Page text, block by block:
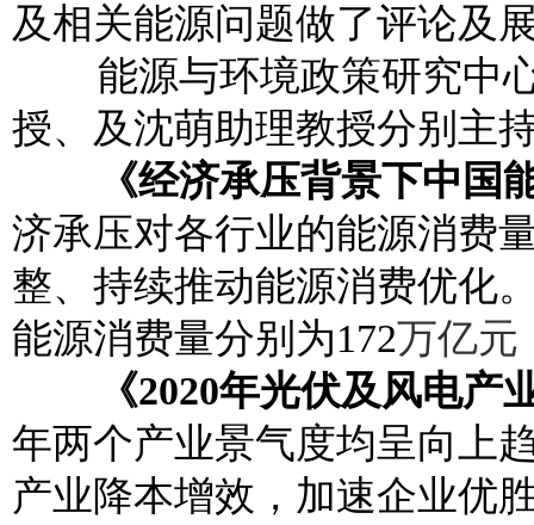
及相关能源问题做了评论及
能源与环境政策研究中心
授、及沈萌助理教授分别主
《经济承压背景下中国能
济承压对各行业的能源消费
整、持续推动能源消费优化
能源消费量分别为172万亿元
《2020年光伏及风电产业
年两个产业景气度均呈向上
产业降本增效，加速企业优